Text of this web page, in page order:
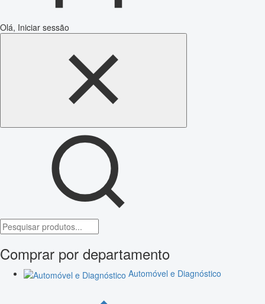
Olá, Iniciar sessão
Comprar por departamento
Automóvel e Diagnóstico